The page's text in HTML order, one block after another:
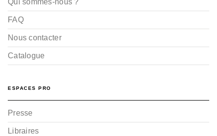
Qui sommes-nous ?
FAQ
Nous contacter
Catalogue
ESPACES PRO
Presse
Libraires